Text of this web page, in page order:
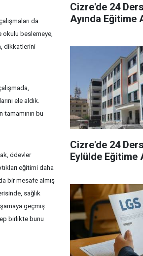
da
okulu beslemeye,
dikkatlerini
ele aldık.
tamamının bu
ödevler
eğitimi daha
bir mesafe almış
sağlık
geçmiş
birlikte bunu
Cizre'de 24
Ayında Eğitime
Cizre'de 24
Eylülde Eğitime